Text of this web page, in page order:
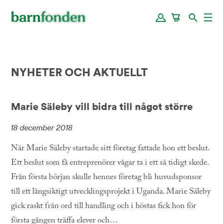
NYHETER OCH AKTUELLT
Marie Säleby vill bidra till något större
18 december 2018
När Marie Säleby startade sitt företag fattade hon ett beslut.
Ett beslut som få entreprenörer vågar ta i ett så tidigt skede.
Från första början skulle hennes företag bli huvudsponsor
till ett långsiktigt utvecklingsprojekt i Uganda. Marie Säleby
gick raskt från ord till handling och i höstas fick hon för
första gången träffa elever och…